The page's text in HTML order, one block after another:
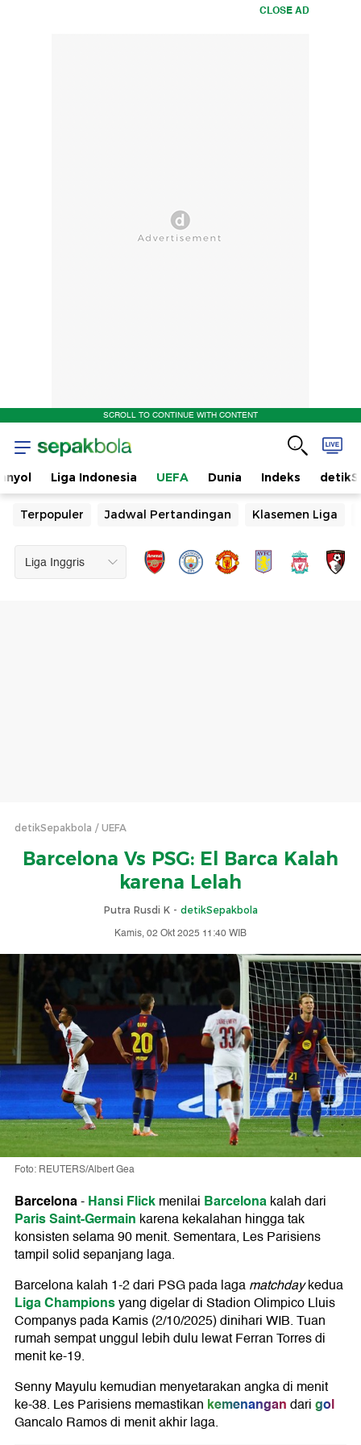
CLOSE AD
SCROLL TO CONTINUE WITH CONTENT
Liga Indonesia UEFA Dunia Indeks
Terpopuler Jadwal Pertandingan Klasemen Liga
detikSepakbola UEFA
Barcelona Vs PSG: El Barca Kalah
karena Lelah
Putra Rusdi K - detikSepakbola
Kamis, 02 Okt 2025 11:40 WIB
Foto: REUTERS/Albert Gea
Barcelona-Hansi Flickmenilai Barcelonakalah dari
Paris Saint-Germain karena kekalahan hingga tak
konsisten selama 90 menit. Sementara, Les Parisiens
tampil solid sepanjang laga.
Barcelona kalah 1-2 dari PSG pada lagamatchdaykedua
Liga Championsyang digelar di Stadion Olimpico Lluis
Companys pada Kamis (2/10/2025) dinihari WIB. Tuan
rumah sempat unggul lebih dulu lewat Ferran Torres di
menit ke-19.
Senny Mayulu kemudian menyetarakan angka di menit
ke-38. Les Parisiens memastikan kemenangandarigol
Gancalo Ramos di menit akhir laga.